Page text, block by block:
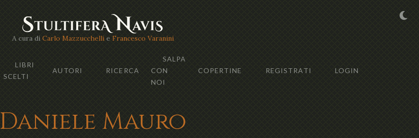
A cura di Carlo Mazzucchellie Francesco Varanini
LIBRI
SCELTI
AUTORI RICERCA
SALPA
CON
NOI
COPERTINE REGISTRATI LOGIN
Daniele Mauro